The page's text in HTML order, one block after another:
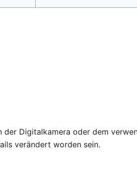
Digitalkamera oder dem
verändert worden sein.